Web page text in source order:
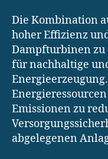
Die Kombination
hoher Effizienz
Dampfturbinen zu
für nachhaltige
Emissionen zu
abgelegenen